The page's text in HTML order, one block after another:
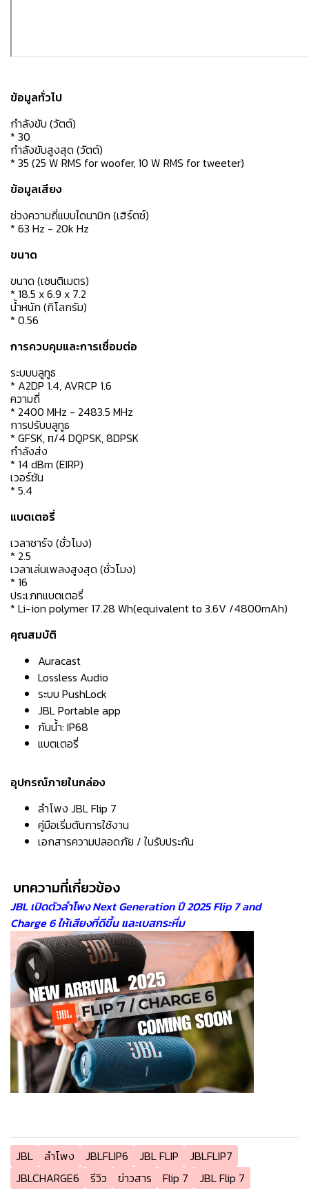
ข้อมูลทั่วไป
กำลังขับ (วัตต์)
* 30
กำลังขับสูงสุด (วัตต์)
* 35 (25 W RMS for woofer, 10 W RMS for tweeter)
ข้อมูลเสียง
ช่วงความถี่แบบไดนามิก (เฮิร์ตซ์)
* 63 Hz - 20k Hz
ขนาด
ขนาด (เซนติเมตร)
* 18.5 x 6.9 x 7.2
น้ำหนัก (กิโลกรัม)
* 0.56
การควบคุมและการเชื่อมต่อ
ระบบบลูทูธ
* A2DP 1.4, AVRCP 1.6
ความถี่
* 2400 MHz - 2483.5 MHz
การปรับบลูทูธ
* GFSK, π/4 DQPSK, 8DPSK
กำลังส่ง
* 14 dBm (EIRP)
เวอร์ชัน
* 5.4
แบตเตอรี่
เวลาชาร์จ (ชั่วโมง)
* 2.5
เวลาเล่นเพลงสูงสุด (ชั่วโมง)
* 16
ประเภทแบตเตอรี่
* Li-ion polymer 17.28 Wh(equivalent to 3.6V /4800mAh)
คุณสมบัติ
Auracast
Lossless Audio
ระบบ PushLock
JBL Portable app
กันน้ำ: IP68
แบตเตอรี่
อุปกรณ์ภายในกล่อง
ลำโพง JBL Flip 7
คู่มือเริ่มต้นการใช้งาน
เอกสารความปลอดภัย / ใบรับประกัน
บทความที่เกี่ยวข้อง
JBL เปิดตัวลำโพง Next Generation ปี 2025 Flip 7 and
Charge 6 ให้เสียงที่ดีขึ้น และเบสกระหึ่ม
JBL ลำโพง JBLFLIP6 JBL FLIP
JBLFLIP7
JBLCHARGE6
รีวิว ข่าวสาร Flip 7
JBL Flip 7